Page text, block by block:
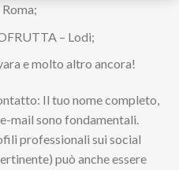
– Lodi;
e molto altro ancora!
Il tuo nome completo,
mail sono fondamentali.
professionali sui social
può anche essere